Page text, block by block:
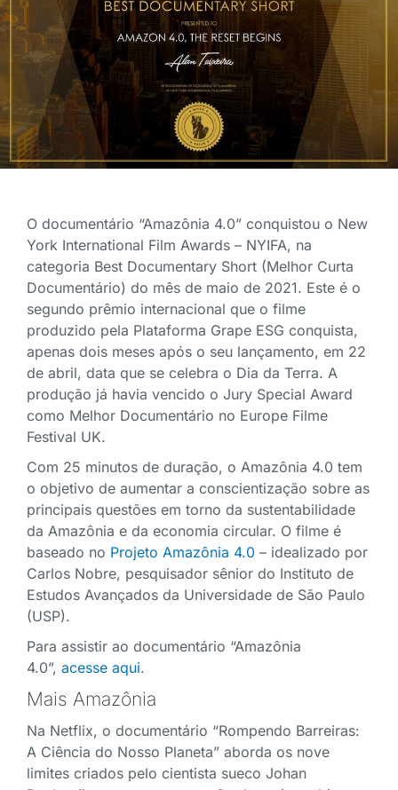
O documentário “Amazônia 4.0” conquistou o New
York International Film Awards – NYIFA, na
categoria Best Documentary Short (Melhor Curta
Documentário) do mês de maio de 2021. Este é o
segundo prêmio internacional que o filme
produzido pela Plataforma Grape ESG conquista,
apenas dois meses após o seu lançamento, em 22
de abril, data que se celebra o Dia da Terra. A
produção já havia vencido o Jury Special Award
como Melhor Documentário no Europe Filme
Festival UK.
Com 25 minutos de duração, o Amazônia 4.0 tem
o objetivo de aumentar a conscientização sobre as
principais questões em torno da sustentabilidade
da Amazônia e da economia circular. O filme é
baseado no Projeto Amazônia 4.0 – idealizado por
Carlos Nobre, pesquisador sênior do Instituto de
Estudos Avançados da Universidade de São Paulo
(USP).
Para assistir ao documentário “Amazônia
4.0”, acesse aqui.
Mais Amazônia
Na Netflix, o documentário “Rompendo Barreiras:
A Ciência do Nosso Planeta” aborda os nove
limites criados pelo cientista sueco Johan